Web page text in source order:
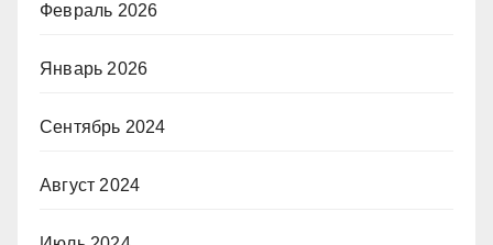
Февраль 2026
Январь 2026
Сентябрь 2024
Август 2024